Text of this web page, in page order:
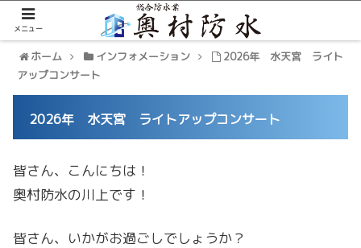
ホーム インフォメーション
2026年 水天宮 ライト
アップコンサート
2026年 水天宮 ライトアップコンサート
皆さん、こんにちは！
奥村防水の川上です！
皆さん、いかがお過ごしでしょうか？
メニュー